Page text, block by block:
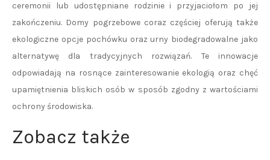
ceremonii lub udostępniane rodzinie i przyjaciołom po jej
zakończeniu. Domy pogrzebowe coraz częściej oferują także
ekologiczne opcje pochówku oraz urny biodegradowalne jako
alternatywę dla tradycyjnych rozwiązań. Te innowacje
odpowiadają na rosnące zainteresowanie ekologią oraz chęć
upamiętnienia bliskich osób w sposób zgodny z wartościami
ochrony środowiska.
Zobacz także